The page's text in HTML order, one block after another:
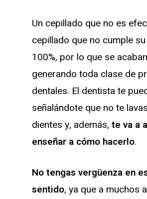
Un cepillado que no es
cepillado que no cumple
100%, por lo que se acaban
generando toda clase de
dentales. El dentista te
señalándote que no te
dientes y, además, te va a
enseñar a cómo hacerlo.
No tengas vergüenza en
sentido, ya que a muchos